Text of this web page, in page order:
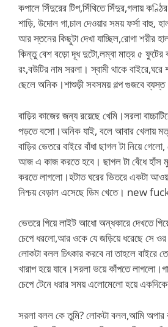
কপালে সিঁদুরের টিপ,সিঁথিতে সিঁদুর,গলায়
শাড়ি, উদোল গা,চাল দেওয়ার সময় ফর্সা বাহু,
আর স্তনের কিছুটা দেখা যাচ্ছিল,রোগা শরীর
কিন্তু বেশ বড়ো দূধ দুটো,লম্বা মাত্র ৫ ফুটের
রং,বউটির নাম সরলা। স্বামী থাকে
ছেলে অনিক।শাশুড়ী সবসময় গল্প গুজবে
বাড়ির কাজের জন্য রয়েছে খেমি।সরলা
পড়তে বসো।অনিক যাই, বলে আবার খেলায়
বাড়ির ভেতরে বাইরে বাঁধা ছাগল টা নিয়ে
আজ এ কাজ করতে হবে। ছাগল টা বেঁধে হাঁস
করতে লাগলো।হটাত ঘরের ভিতরে একটা
নিশ্চয় বেড়াল এসেছে ডিম খেতে। new
ভেতরে গিয়ে লাইট আধো অন্ধকারে দেখতে
চেপে ধরলো,আর ওকে যে জড়িয়ে ধরেছে সে
লোকটা বলল চিৎকার করবে না তাহলে বাইরে
খারাপ হয়ে যাবে।সরলা ভয়ে কাঁপতে
চেপে টেনে ধরার সময় এলোমেলো হয়ে
সরলা বলল কে তুমি? লোকটা বলল,আমি অপার